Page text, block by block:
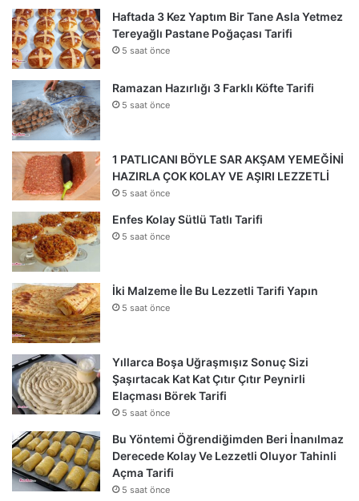
Haftada 3 Kez Yaptım Bir Tane Asla Yetmez
Tereyağlı Pastane Poğaçası Tarifi
5 saat önce
Ramazan Hazırlığı 3 Farklı Köfte Tarifi
5 saat önce
1 PATLICANI BÖYLE SAR AKŞAM YEMEĞİNİ
HAZIRLA ÇOK KOLAY VE AŞIRI LEZZETLİ
5 saat önce
Enfes Kolay Sütlü Tatlı Tarifi
5 saat önce
İki Malzeme İle Bu Lezzetli Tarifi Yapın
5 saat önce
Yıllarca Boşa Uğraşmışız Sonuç Sizi
Şaşırtacak Kat Kat Çıtır Çıtır Peynirli
Elaçması Börek Tarifi
5 saat önce
Bu Yöntemi Öğrendiğimden Beri İnanılmaz
Derecede Kolay Ve Lezzetli Oluyor Tahinli
Açma Tarifi
5 saat önce